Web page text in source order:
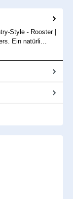
Style - Rooster |
Ein natürli…